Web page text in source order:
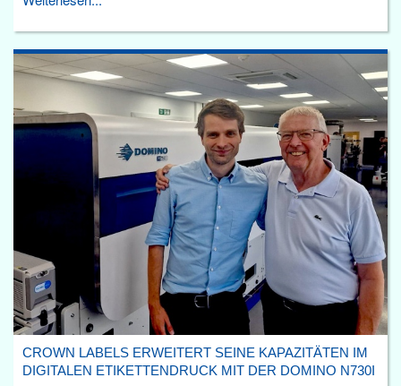
CROWN LABELS ERWEITERT SEINE KAPAZITÄTEN IM
DIGITALEN ETIKETTENDRUCK MIT DER DOMINO N730I